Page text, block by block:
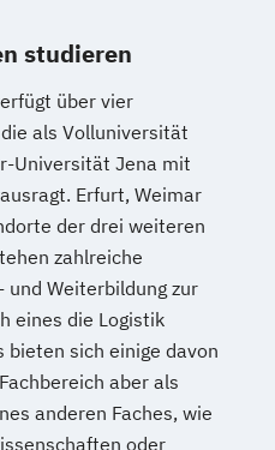
studieren
über vier
als Volluniversität
Universität Jena mit
Erfurt, Weimar
der drei weiteren
zahlreiche
und Weiterbildung zur
eines die Logistik
bieten sich einige davon
aber als
anderen Faches, wie
oder